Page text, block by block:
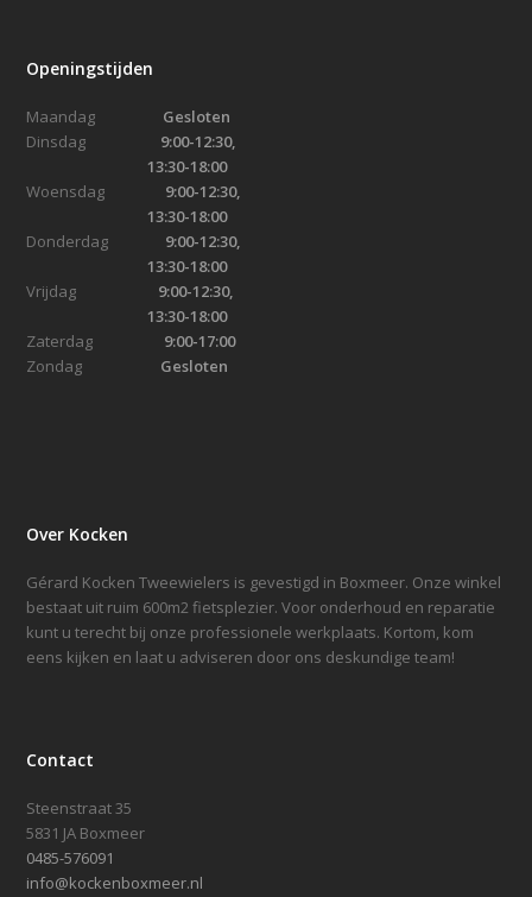
Openingstijden
Maandag Gesloten
Dinsdag 9:00-12:30,
13:30-18:00
Woensdag
9:00-12:30,
13:30-18:00
Donderdag 9:00-12:30,
13:30-18:00
Vrijdag 9:00-12:30,
13:30-18:00
Zaterdag 9:00-17:00
Zondag Gesloten
Over Kocken
Gérard Kocken Tweewielers is gevestigd in Boxmeer. Onze winkel
bestaat uit ruim 600m2 fietsplezier. Voor onderhoud en reparatie
kunt u terecht bij onze professionele werkplaats. Kortom, kom
eens kijken en laat u adviseren door ons deskundige team!
Contact
Steenstraat 35
5831 JA Boxmeer
0485-576091
info@kockenboxmeer.nl